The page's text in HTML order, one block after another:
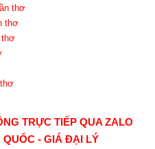
thơ
thơ
thơ
TRỰC TIẾP QUA ZALO
QUỐC - GIÁ ĐẠI LÝ